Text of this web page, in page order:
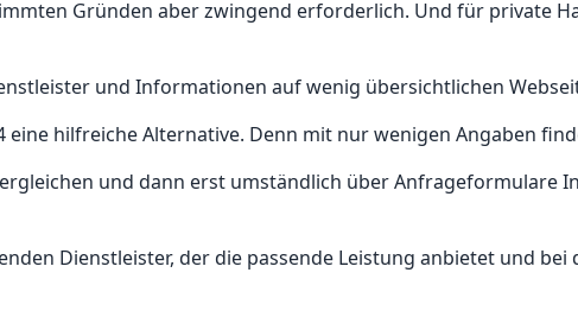
Gründen aber zwingend erforderlich. Und für private
und Informationen auf wenig übersichtlichen
hilfreiche Alternative. Denn mit nur wenigen Angaben
und dann erst umständlich über Anfrageformulare
Dienstleister, der die passende Leistung anbietet und